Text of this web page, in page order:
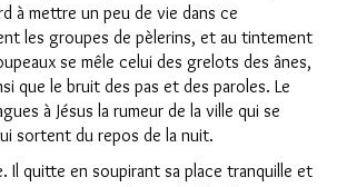
à mettre un peu de vie dans ce
les groupes de pèlerins, et au tintement
se mêle celui des grelots des ânes,
que le bruit des pas et des paroles. Le
à Jésus la rumeur de la ville qui se
sortent du repos de la nuit.
Il quitte en soupirant sa place tranquille et